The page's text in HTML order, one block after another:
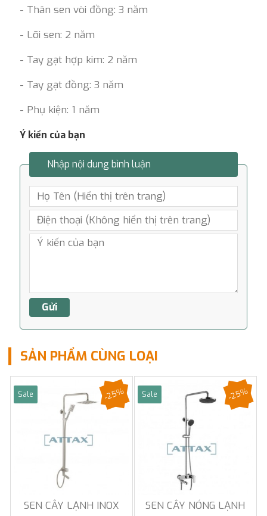
- Thân sen vòi đồng: 3 năm
- Lõi sen: 2 năm
- Tay gạt hợp kim: 2 năm
- Tay gạt đồng: 3 năm
- Phụ kiện: 1 năm
Ý kiến của bạn
Nhập nội dung bình luận
SẢN PHẨM CÙNG LOẠI
Sale
SEN CÂY LẠNH INOX
-25% Sale
SEN CÂY NÓNG LẠNH
-25%